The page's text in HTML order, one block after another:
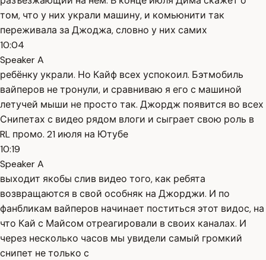
том, что у них украли машину, и комьюнити так
переживала за Джоджа, словно у них самих
10:04
Speaker A
ребёнку украли. Но Кайф всех успокоил. Бэтмобиль
вайперов не тронули, и сравниваю я его с машиной
летучей мыши не просто так. Джордж появится во всех
Снипетах с видео рядом влоги и сыграет свою роль в
RL промо. 21 июля на Ютубе
10:19
Speaker A
выходит якобы слив видео того, как ребята
возвращаются в свой особняк на Джорджи. И по
фанбликам вайперов начинает поститься этот видос, на
что Кай с Майсом отреагировали в своих каналах. И
через несколько часов мы увидели самый громкий
снипет не только с